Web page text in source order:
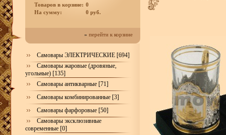
Товаров в корзине: 0
На сумму:
0 руб.
» перейти к корзине
Самовары ЭЛЕКТРИЧЕСКИЕ [694]
Самовары жаровые (дровяные,
угольные) [135]
Самовары антикварные [71]
Самовары комбинированные [3]
Самовары фарфоровые [50]
Самовары эксклюзивные
современные [0]